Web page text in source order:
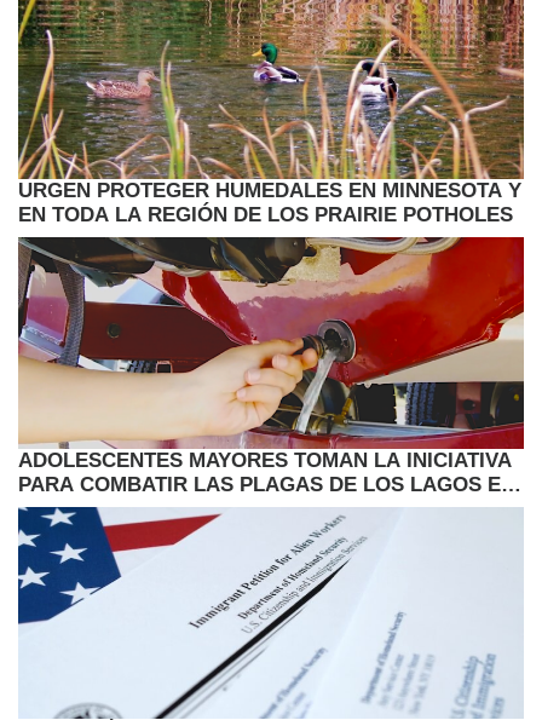
URGEN PROTEGER HUMEDALES EN MINNESOTA Y
EN TODA LA REGIÓN DE LOS PRAIRIE POTHOLES
ADOLESCENTES MAYORES TOMAN LA INICIATIVA
PARA COMBATIR LAS PLAGAS DE LOS LAGOS EN
MINNESOTA